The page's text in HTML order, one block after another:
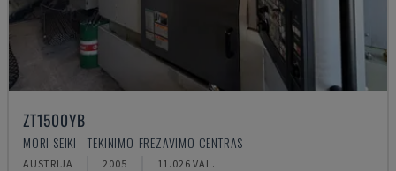
ZT1500YB
MORI SEIKI - TEKINIMO-FREZAVIMO CENTRAS
AUSTRIJA 2005 11.026 VAL.